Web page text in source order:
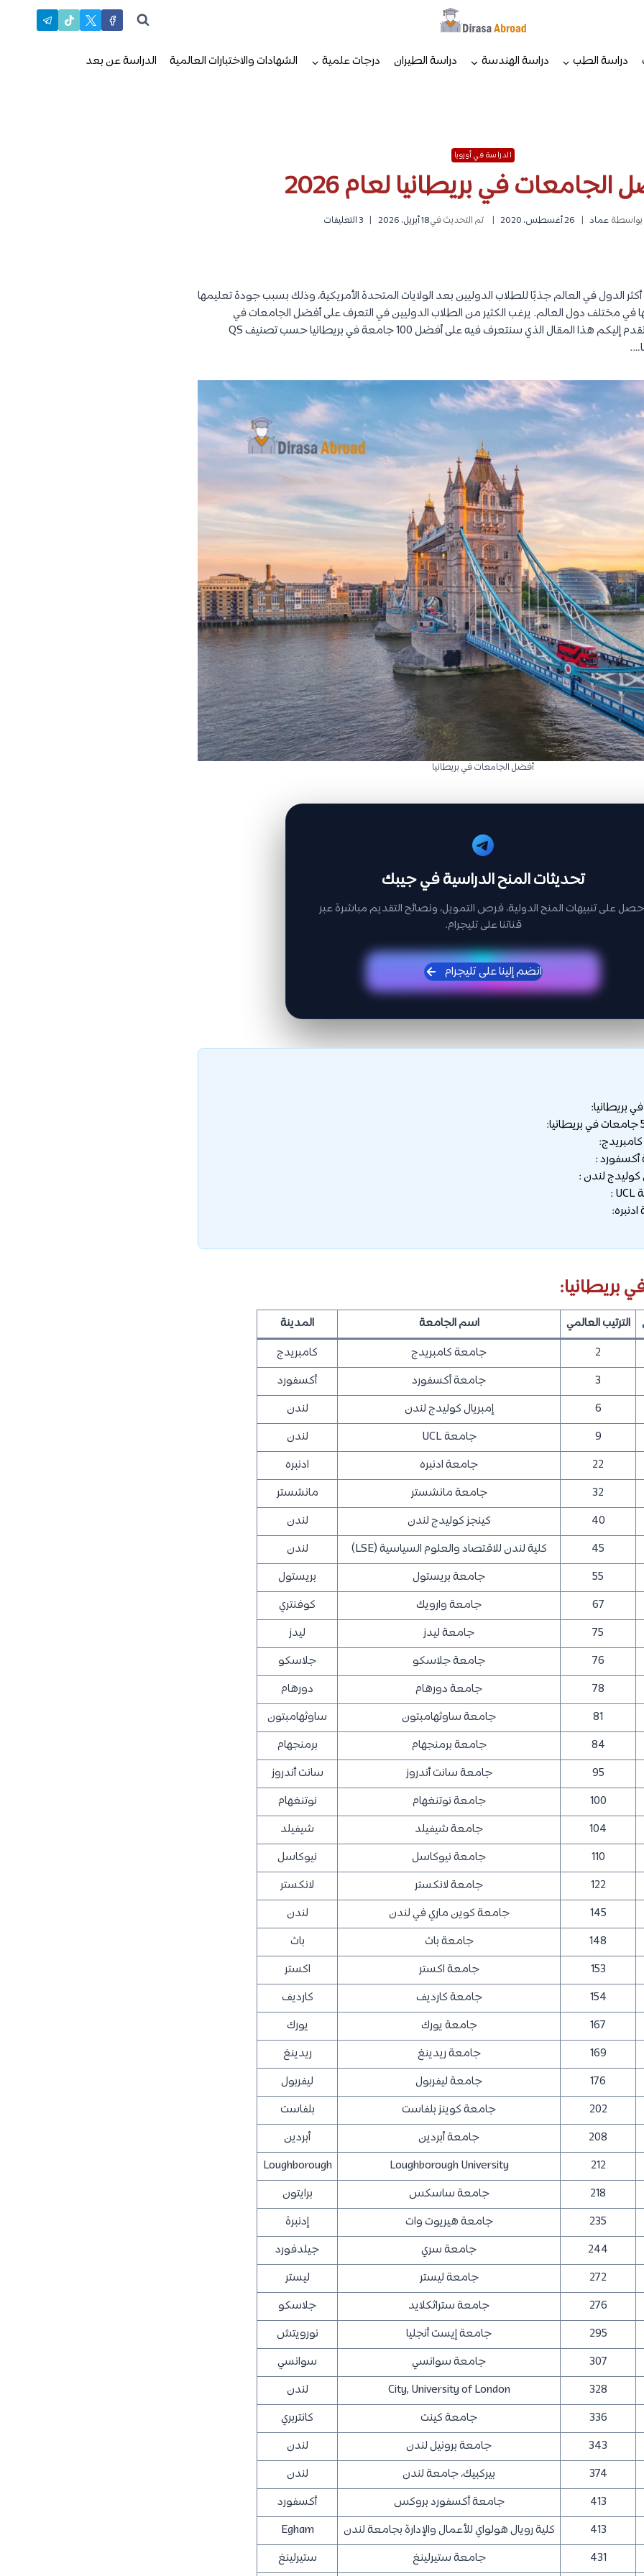
دراسة الطب دراسة الهندسة دراسة الطيران درجات علمية الشهادات والاختبارات العالمية الدراسة عن بعد
الدراسة في أوروبا
الجامعات في بريطانيا لعام 2026
بواسطة عماد 26 أغسطس، 2020 تم التحديث في18 أبريل، 2026 3 التعليقات
الدول في العالم جذبًا للطلاب الدوليين بعد الولايات المتحدة الأمريكية، وذلك بسبب جودة تعليمها
في مختلف دول العالم. يرغب الكثير من الطلاب الدوليين في التعرف على أفضل الجامعات في
بريطانيا. لهذا السبب تحديدًا نقدم إليكم هذا المقال الذي سنتعرف فيه على أفضل 100 جامعة في بريطانيا حسب تصنيف QS
أفضل الجامعات في بريطانيا
تحديثات المنح الدراسية في جيبك
على تنبيهات المنح الدولية، فرص التمويل، ونصائح التقديم مباشرة عبر
قناتنا على تليجرام.
انضم إلينا على تليجرام
بريطانيا:
بريطانيا:
الترتيب العالمي اسم الجامعة
المدينة
2
جامعة كامبريدج
كامبريدج
3
جامعة أكسفورد
أكسفورد
6
إمبريال كوليدج لندن
لندن
9
جامعة UCL
لندن
22
جامعة ادنبره
ادنبره
32
جامعة مانشستر
مانشستر
40
كينجز كوليدج لندن
لندن
45
كلية لندن للاقتصاد والعلوم السياسية (LSE)
لندن
55
جامعة بريستول
بريستول
67
جامعة وارويك
كوفنتري
75
جامعة ليدز
ليدز
76
جامعة جلاسكو
جلاسكو
78
جامعة دورهام
دورهام
81
جامعة ساوثهامبتون
ساوثهامبتون
84
جامعة برمنجهام
برمنجهام
95
جامعة سانت أندروز
سانت أندروز
100
جامعة نوتنغهام
نوتنغهام
104
جامعة شيفيلد
شيفيلد
110
جامعة نيوكاسل
نيوكاسل
122
جامعة لانكستر
لانكستر
145
جامعة كوين ماري في لندن
لندن
148
جامعة باث
باث
153
جامعة اكستر
اكستر
154
جامعة كارديف
كارديف
167
جامعة يورك
يورك
169
جامعة ريدينغ
ريدينغ
176
جامعة ليفربول
ليفربول
202
جامعة كوينز بلفاست
بلفاست
208
جامعة أبردين
أبردين
212
Loughborough University
Loughborough
218
جامعة ساسكس
برايتون
235
جامعة هيريوت وات
إدنبرة
244
جامعة سري
جيلدفورد
272
جامعة ليستر
ليستر
276
جامعة ستراثكلايد
جلاسكو
295
جامعة إيست أنجليا
نورويتش
307
جامعة سوانسي
سوانسي
328
City, University of London
لندن
336
جامعة كينت
كانتربري
343
جامعة برونيل لندن
لندن
374
بيركبيك، جامعة لندن
لندن
413
جامعة أكسفورد بروكس
أكسفورد
413
كلية رويال هولواي للأعمال والإدارة بجامعة لندن
Egham
431
جامعة ستيرلينغ ستيرلينغ